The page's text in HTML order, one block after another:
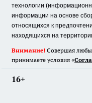
технологии
информации на основе
относящихся к
находящихся на
Внимание! Совершая
принимаете условия «
16+